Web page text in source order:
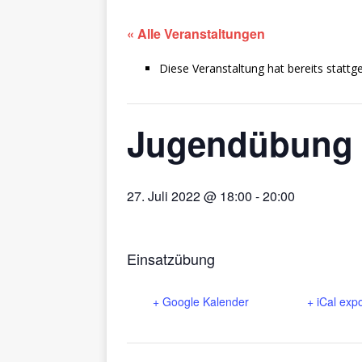
« Alle Veranstaltungen
Diese Veranstaltung hat bereits
Jugendübung
27. Juli 2022 @ 18:00 -20:00
Einsatzübung
+ Google Kalender + iCal